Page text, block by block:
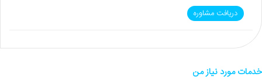
دریافت مشاوره
خدمات مورد نیاز من